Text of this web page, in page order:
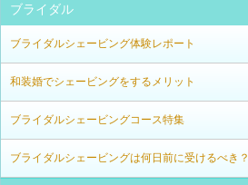
ブライダル
ブライダルシェービング体験レポート
和装婚でシェービングをするメリット
ブライダルシェービングコース特集
ブライダルシェービングは何日前に受けるべき？